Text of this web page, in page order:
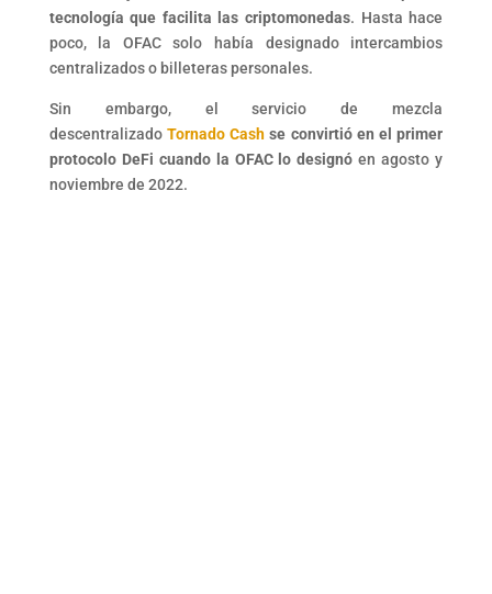
tecnología que facilita las criptomonedas. Hasta hace
poco, la OFAC solo había designado intercambios
centralizados o billeteras personales.
Sin embargo, el servicio de mezcla
descentralizado Tornado Cash se convirtió en el primer
protocolo DeFi cuando la OFAC lo designó en agosto y
noviembre de 2022.